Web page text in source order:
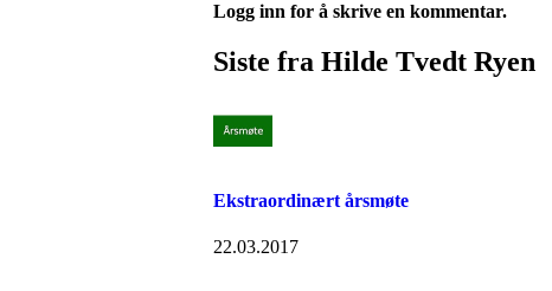
Logg inn for å skrive en kommentar.
Siste fra Hilde Tvedt Ryen
Ekstraordinært årsmøte
22.03.2017